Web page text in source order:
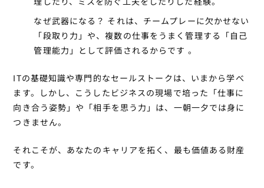
なぜ武器になる？ それは、チームプレーに欠かせない
「段取り力」や、複数の仕事をうまく管理する「自己
管理能力」として評価されるからです 。
ITの基礎知識や専門的なセールストークは、いまから学べ
ます。しかし、こうしたビジネスの現場で培った「仕事に
向き合う姿勢」や「相手を思う力」は、一朝一夕では身に
つきません。
それこそが、あなたのキャリアを拓く、最も価値ある財産
です。